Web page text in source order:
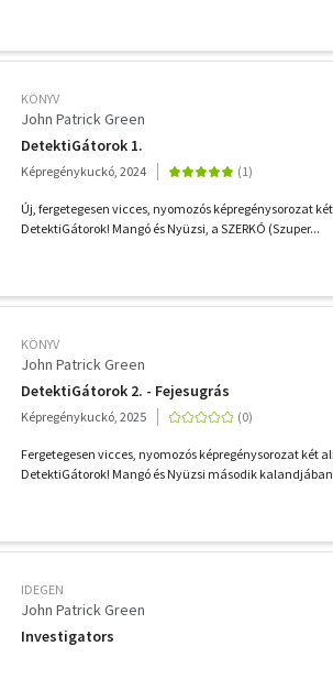
KÖNYV
John Patrick Green
DetektiGátorok 1.
Képregénykuckó, 2024
Új, fergetegesen vicces, nyomozós képregénysorozat
DetektiGátorok! Mangó és Nyüzsi, a SZERKÓ (Szuper...
KÖNYV
John Patrick Green
DetektiGátorok 2. - Fejesugrás
Képregénykuckó, 2025
Fergetegesen vicces, nyomozós képregénysorozat két
DetektiGátorok! Mangó és Nyüzsi második
IDEGEN
John Patrick Green
Investigators